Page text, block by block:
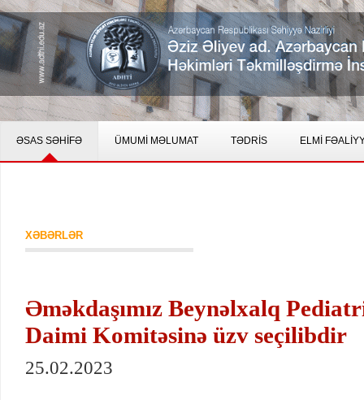
ƏSAS SƏHİFƏ ÜMUMİ MƏLUMAT TƏDRİS ELMİ
XƏBƏRLƏR
Əməkdaşımız Beynəlxalq
Daimi Komitəsinə üzv seçilibdir
25.02.2023